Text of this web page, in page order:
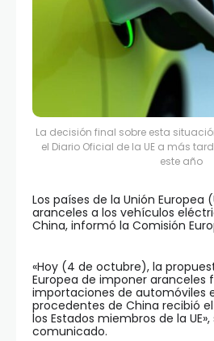
La decisión final sobre esta
el Diario Oficial de la UE a más
este año
Los países de la Unión Europea
aranceles a los vehículos
China, informó la Comisión
«Hoy (4 de octubre), la
Europea de imponer aranceles
importaciones de automóviles
procedentes de China recibió
los Estados miembros de la
comunicado.